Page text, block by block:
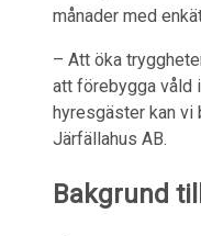
månader med
– Att öka
att förebygga våld
hyresgäster kan vi
Järfällahus AB.
Bakgrund